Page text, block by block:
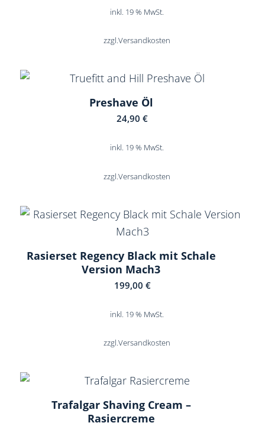
inkl. 19 % MwSt.
zzgl.Versandkosten
Preshave Öl
24,90€
inkl. 19 % MwSt.
zzgl. Versandkosten
Rasierset Regency Black mit Schale
Version Mach3
199,00 €
inkl. 19 % MwSt.
zzgl.Versandkosten
Trafalgar Shaving Cream –
Rasiercreme